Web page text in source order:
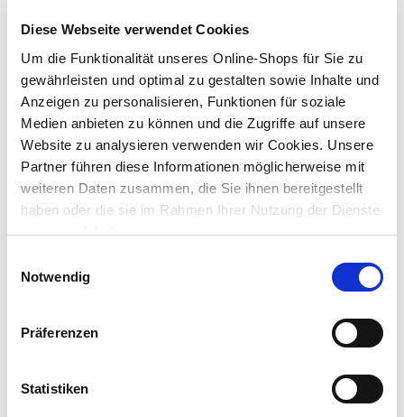
Diese Webseite verwendet Cookies
Um die Funktionalität unseres Online-Shops für Sie zu
gewährleisten und optimal zu gestalten sowie Inhalte und
Anzeigen zu personalisieren, Funktionen für soziale
Medien anbieten zu können und die Zugriffe auf unsere
Website zu analysieren verwenden wir Cookies. Unsere
Partner führen diese Informationen möglicherweise mit
weiteren Daten zusammen, die Sie ihnen bereitgestellt
haben oder die sie im Rahmen Ihrer Nutzung der Dienste
gesammelt haben.
Notwendig
Präferenzen
Statistiken
49,99 €*
Menge
Exklusiv nur online!
Familien-Pool 200 x 150 x 50 cm
19,99 €*